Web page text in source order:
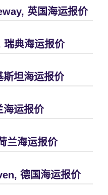
英国海运报价
典海运报价
坦海运报价
海运报价
兰海运报价
德国海运报价